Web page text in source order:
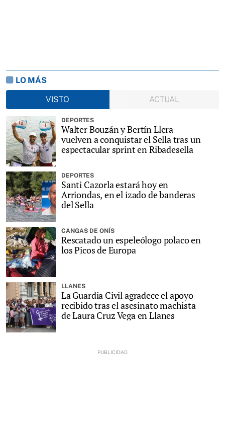
LO MÁS
VISTO
ACTUAL
DEPORTES
Walter Bouzán y Bertín Llera
vuelven a conquistar el Sella tras un
espectacular sprint en Ribadesella
DEPORTES
Santi Cazorla estará hoy en
Arriondas, en el izado de banderas
del Sella
CANGAS DE ONÍS
Rescatado un espeleólogo polaco en
los Picos de Europa
LLANES
La Guardia Civil agradece el apoyo
recibido tras el asesinato machista
de Laura Cruz Vega en Llanes